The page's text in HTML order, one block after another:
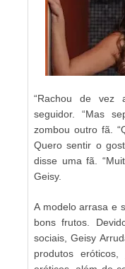
“Rachou de vez
seguidor. “Mas
zombou outro fã.
Quero sentir o
disse uma fã.
Geisy.
A modelo arrasa e
bons frutos.
sociais, Geisy
produtos